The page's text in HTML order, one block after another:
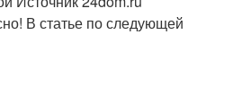
В статье по следующей